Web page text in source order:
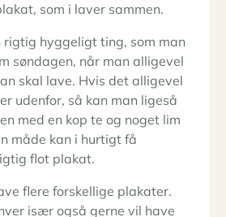
som i laver sammen.
hyggeligt ting, som man
søndagen, når man alligevel
skal lave. Hvis det alligevel
udenfor, så kan man ligeså
med en kop te og noget lim
måde kan i hurtigt få
flot plakat.
flere forskellige plakater.
især også gerne vil have